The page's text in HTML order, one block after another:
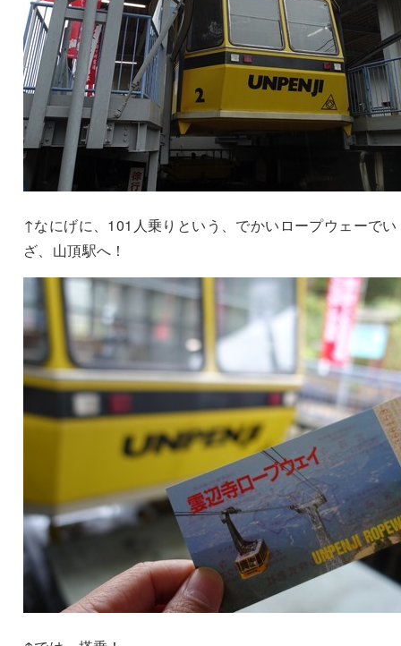
↑なにげに、101人乗りという、でかいロープウェーでい
ざ、山頂駅へ！